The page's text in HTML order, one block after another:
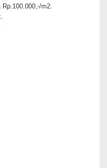
Rp.100.000,-/m2.